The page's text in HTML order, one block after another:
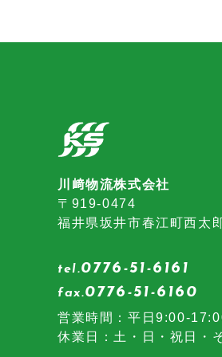
川﨑物流株式会社
〒919-0474
福井県坂井市春江町西太
tel.0776-51-6161
fax.0776-51-6160
営業時間：平日9:00-
休業日：土・日・祝日・